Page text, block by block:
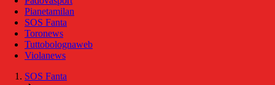
Pianetamilan
SOS Fanta
Toronews
Tuttobolognaweb
Violanews
SOS Fanta